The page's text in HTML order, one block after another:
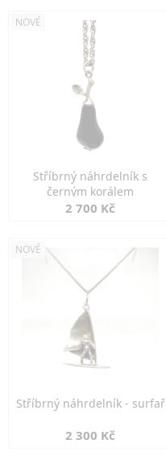
NOVÉ
Stříbrný náhrdelník s
černým korálem
2 700 Kč
NOVÉ
Stříbrný náhrdelník - surfař
2 300 Kč